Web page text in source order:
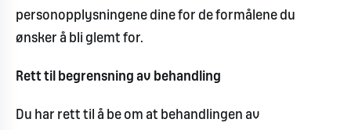
personopplysningene dine for de formålene du
ønsker å bli glemt for.
Rett til begrensning av behandling
Du har rett til å be om at behandlingen av